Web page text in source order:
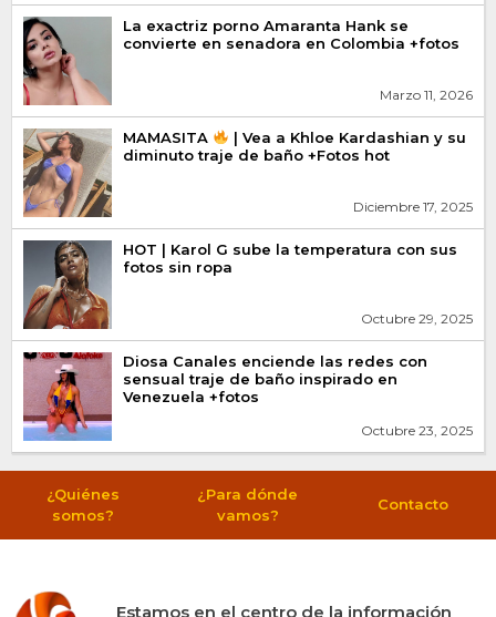
La exactriz porno Amaranta Hank se
convierte en senadora en Colombia +fotos
Marzo 11, 2026
MAMASITA
| Vea a Khloe Kardashian y su
diminuto traje de baño +Fotos hot
Diciembre 17, 2025
HOT | Karol G sube la temperatura con sus
fotos sin ropa
Octubre 29, 2025
Diosa Canales enciende las redes con
sensual traje de baño inspirado en
Venezuela +fotos
Octubre 23, 2025
¿Quiénes
somos?
¿Para dónde
vamos?
Contacto
Estamos en el centro de la información